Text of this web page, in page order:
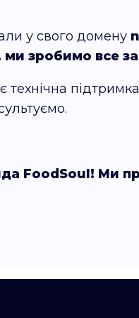
у свого домену
ми зробимо все
FoodSoul! Ми